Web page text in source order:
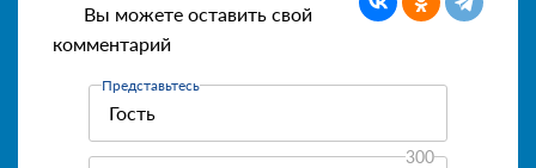
Вы можете оставить свой
комментарий
Представьтесь
300